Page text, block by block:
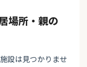
場所・親の
設は見つかりませ